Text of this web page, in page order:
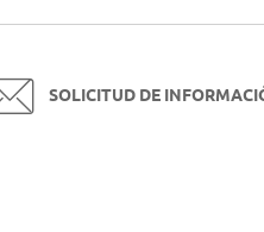
SOLICITUD DE